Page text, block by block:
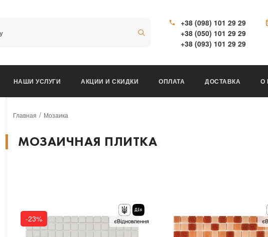
+38 (098) 101 29 29
+38 (050) 101 29 29
+38 (093) 101 29 29
НАШИ УСЛУГИ АКЦИИ И СКИДКИ ОПЛАТА ДОСТАВКА О
Главная Мозаика
МОЗАИЧНАЯ ПЛИТКА
-23%